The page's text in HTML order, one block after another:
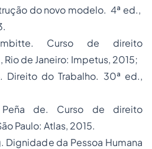
do novo modelo. 4ª ed.,
Curso de direito
de Janeiro: Impetus, 2015;
Direito do Trabalho. 30ª ed.,
Peña de. Curso de direito
Paulo: Atlas, 2015.
Dignidade da Pessoa Humana